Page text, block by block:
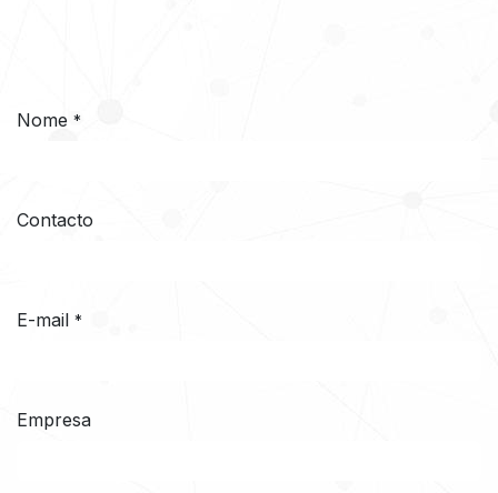
Nome *
Contacto
E-mail *
Empresa